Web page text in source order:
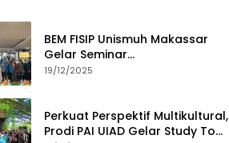
BEM FISIP Unismuh Makassar
Gelar Seminar
Keperempuanan, Bahas
19/12/2025
Perkuat Perspektif Multikultural,
Prodi PAI UIAD Gelar Study Tour